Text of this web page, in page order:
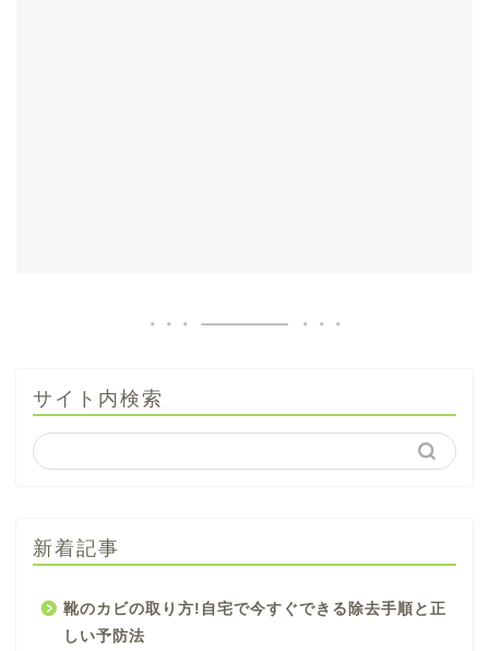
サイト内検索
新着記事
靴のカビの取り方!自宅で今すぐできる除去手順と正
しい予防法